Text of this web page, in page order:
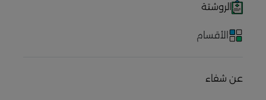
الروشتة
الأقسام
عن شفاء